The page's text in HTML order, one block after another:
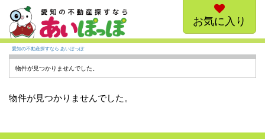
お気に入り
愛知の不動産探すなら あいぽっぽ
物件が見つかりませんでした。
物件が見つかりませんでした。